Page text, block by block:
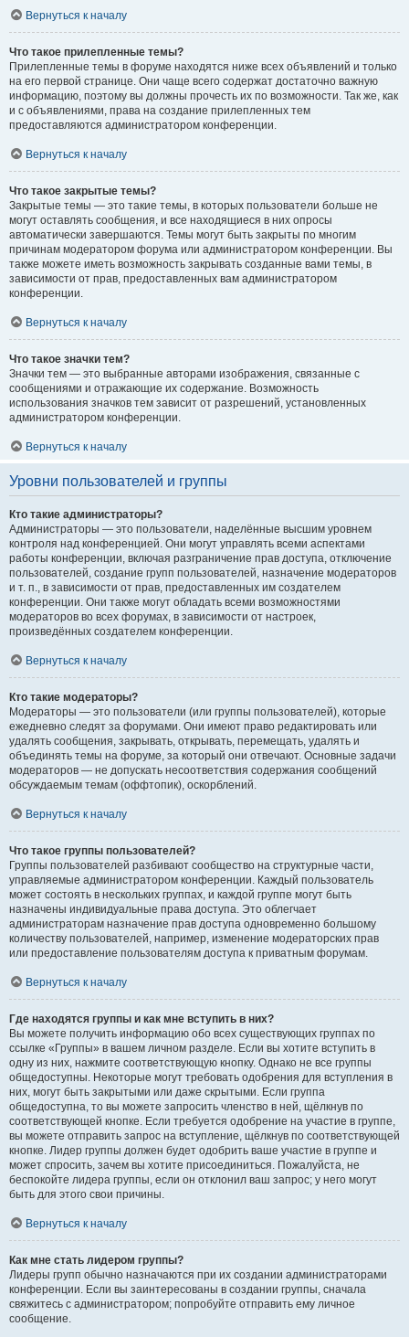
Вернуться к началу
Что такое прилепленные темы?
Прилепленные темы в форуме находятся ниже всех объявлений и только
на его первой странице. Они чаще всего содержат достаточно важную
информацию, поэтому вы должны прочесть их по возможности. Так же, как
и с объявлениями, права на создание прилепленных тем
предоставляются администратором конференции.
Вернуться к началу
Что такое закрытые темы?
Закрытые темы — это такие темы, в которых пользователи больше не
могут оставлять сообщения, и все находящиеся в них опросы
автоматически завершаются. Темы могут быть закрыты по многим
причинам модератором форума или администратором конференции. Вы
также можете иметь возможность закрывать созданные вами темы, в
зависимости от прав, предоставленных вам администратором
конференции.
Вернуться к началу
Что такое значки тем?
Значки тем — это выбранные авторами изображения, связанные с
сообщениями и отражающие их содержание. Возможность
использования значков тем зависит от разрешений, установленных
администратором конференции.
Вернуться к началу
Уровни пользователей и группы
Кто такие администраторы?
Администраторы — это пользователи, наделённые высшим уровнем
контроля над конференцией. Они могут управлять всеми аспектами
работы конференции, включая разграничение прав доступа, отключение
пользователей, создание групп пользователей, назначение модераторов
и т. п., в зависимости от прав, предоставленных им создателем
конференции. Они также могут обладать всеми возможностями
модераторов во всех форумах, в зависимости от настроек,
произведённых создателем конференции.
Вернуться к началу
Кто такие модераторы?
Модераторы — это пользователи (или группы пользователей), которые
ежедневно следят за форумами. Они имеют право редактировать или
удалять сообщения, закрывать, открывать, перемещать, удалять и
объединять темы на форуме, за который они отвечают. Основные задачи
модераторов — не допускать несоответствия содержания сообщений
обсуждаемым темам (оффтопик), оскорблений.
Вернуться к началу
Что такое группы пользователей?
Группы пользователей разбивают сообщество на структурные части,
управляемые администратором конференции. Каждый пользователь
может состоять в нескольких группах, и каждой группе могут быть
назначены индивидуальные права доступа. Это облегчает
администраторам назначение прав доступа одновременно большому
количеству пользователей, например, изменение модераторских прав
или предоставление пользователям доступа к приватным форумам.
Вернуться к началу
Где находятся группы и как мне вступить в них?
Вы можете получить информацию обо всех существующих группах по
ссылке «Группы» в вашем личном разделе. Если вы хотите вступить в
одну из них, нажмите соответствующую кнопку. Однако не все группы
общедоступны. Некоторые могут требовать одобрения для вступления в
них, могут быть закрытыми или даже скрытыми. Если группа
общедоступна, то вы можете запросить членство в ней, щёлкнув по
соответствующей кнопке. Если требуется одобрение на участие в группе,
вы можете отправить запрос на вступление, щёлкнув по соответствующей
кнопке. Лидер группы должен будет одобрить ваше участие в группе и
может спросить, зачем вы хотите присоединиться. Пожалуйста, не
беспокойте лидера группы, если он отклонил ваш запрос; у него могут
быть для этого свои причины.
Вернуться к началу
Как мне стать лидером группы?
Лидеры групп обычно назначаются при их создании администраторами
конференции. Если вы заинтересованы в создании группы, сначала
свяжитесь с администратором; попробуйте отправить ему личное
сообщение.